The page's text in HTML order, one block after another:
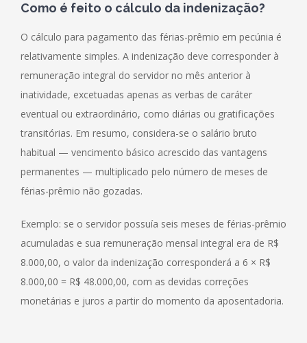
Como é feito o cálculo da indenização?
O cálculo para pagamento das férias-prêmio em pecúnia é
relativamente simples. A indenização deve corresponder à
remuneração integral do servidor no mês anterior à
inatividade, excetuadas apenas as verbas de caráter
eventual ou extraordinário, como diárias ou gratificações
transitórias. Em resumo, considera-se o salário bruto
habitual — vencimento básico acrescido das vantagens
permanentes — multiplicado pelo número de meses de
férias-prêmio não gozadas.
Exemplo: se o servidor possuía seis meses de férias-prêmio
acumuladas e sua remuneração mensal integral era de R$
8.000,00, o valor da indenização corresponderá a 6 × R$
8.000,00 = R$ 48.000,00, com as devidas correções
monetárias e juros a partir do momento da aposentadoria.